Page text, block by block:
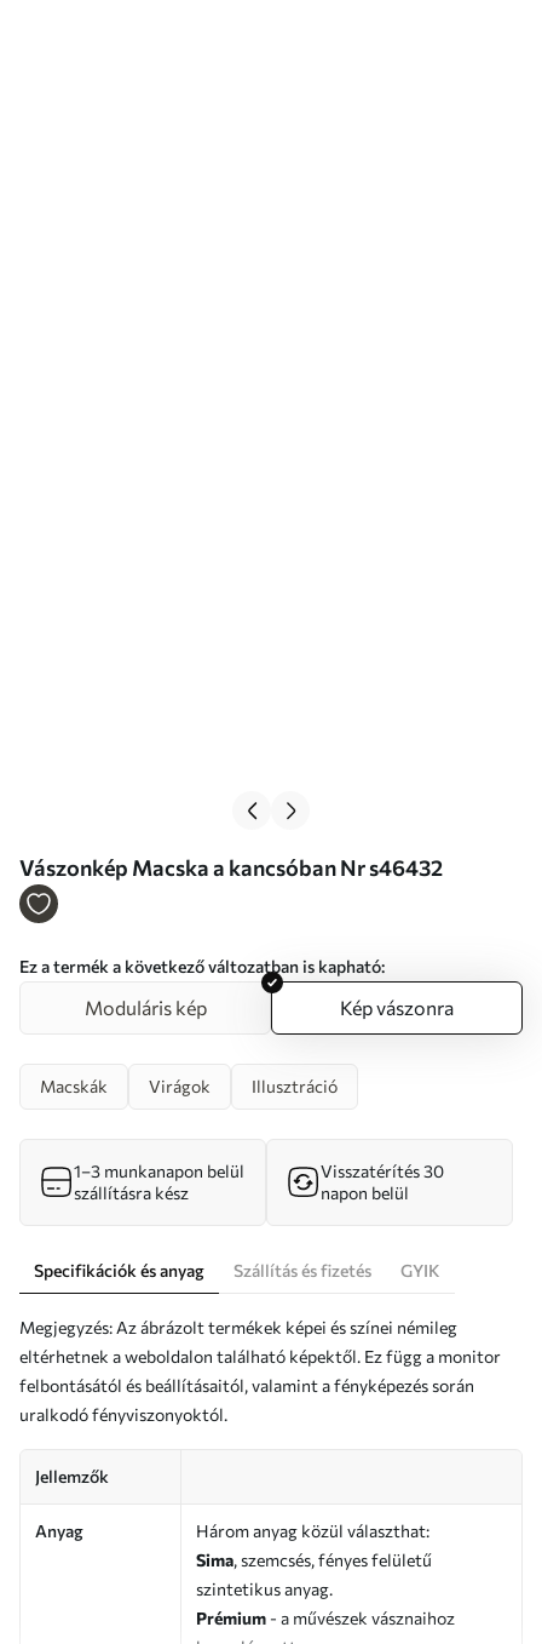
Vászonkép Macska a kancsóban Nr s46432
Ez a termék a következő változatban is kapható:
Moduláris kép Kép vászonra
Macskák Virágok Illusztráció
1–3 munkanapon belül
szállításra kész
Visszatérítés 30
napon belül
Specifikációk és anyag Szállítás és fizetés GYIK
Megjegyzés: Az ábrázolt termékek képei és színei némileg
eltérhetnek a weboldalon található képektől. Ez függ a monitor
felbontásától és beállításaitól, valamint a fényképezés során
uralkodó fényviszonyoktól.
Jellemzők
Anyag
Három anyag közül választhat:
Sima, szemcsés, fényes felületű
szintetikus anyag.
Prémium - a művészek vásznaihoz